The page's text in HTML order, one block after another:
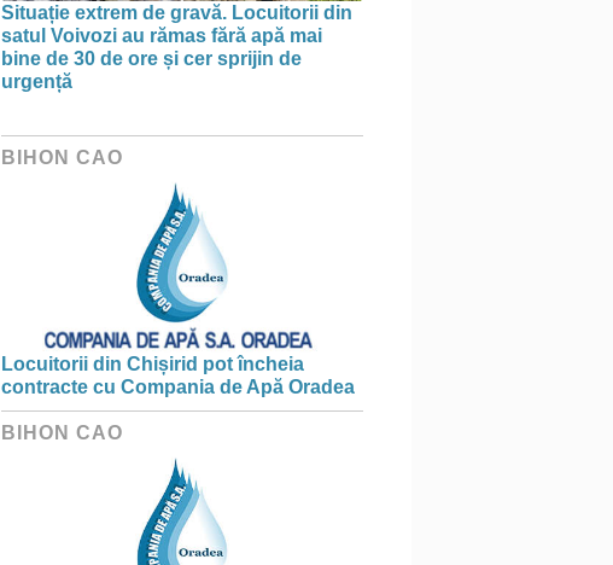
Situație extrem de gravă. Locuitorii din
satul Voivozi au rămas fără apă mai
bine de 30 de ore și cer sprijin de
urgență
BIHON CAO
Locuitorii din Chișirid pot încheia
contracte cu Compania de Apă Oradea
BIHON CAO